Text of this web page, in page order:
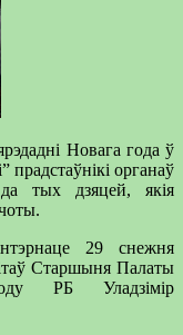
Новага года ў
органаў
тых дзяцей, якія
29 снежня
Старшыня Палаты
РБ Уладзімір